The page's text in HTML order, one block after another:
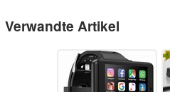
Verwandte Artikel